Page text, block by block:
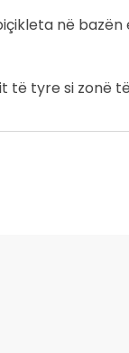
në
të tyre si zonë